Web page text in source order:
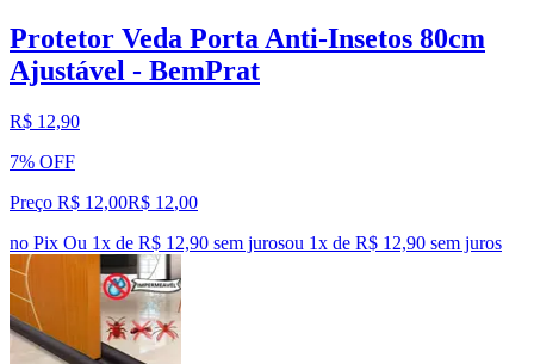
Protetor Veda Porta Anti-Insetos 80cm
Ajustável - BemPrat
R$ 12,90
7% OFF
Preço R$ 12,00R$ 12,00
no Pix Ou 1x de R$ 12,90 sem jurosou 1x de R$ 12,90 sem juros